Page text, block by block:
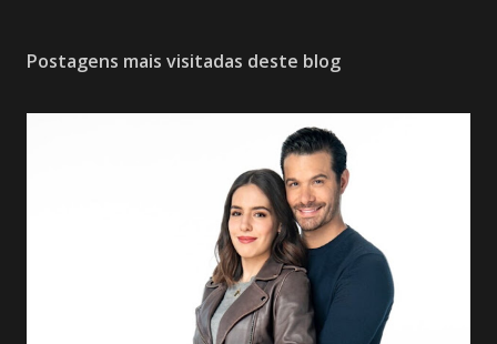
Postagens mais visitadas deste blog